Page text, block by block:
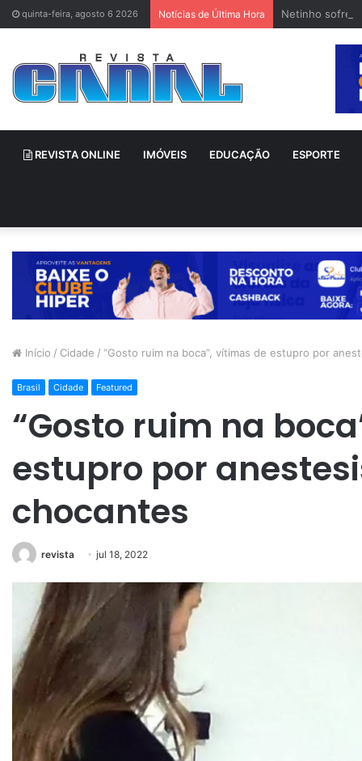
quinta-feira, agosto 6 2026 Notícias de Última Hora Netinho sofre
REVISTA ONLINE IMÓVEIS EDUCAÇÃO ESPORTE
Início / Cidade / “Gosto ruim na boca”, vítimas de estupro por
Brasil Cidade Featured
“Gosto ruim na
estupro por
chocantes
revista jul 18, 2022